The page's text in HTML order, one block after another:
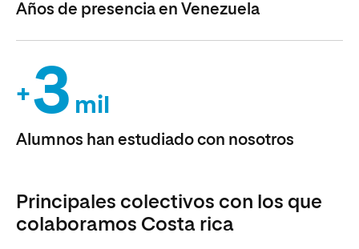
Años de presencia en Venezuela
+3 mil
Alumnos han estudiado con nosotros
Principales colectivos con los que
colaboramos Costa rica